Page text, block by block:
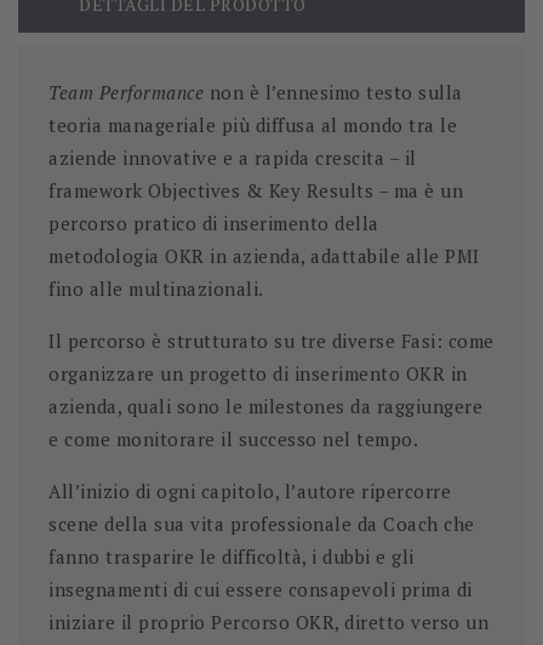
Team Performance non è l’ennesimo testo sulla
teoria manageriale più diffusa al mondo tra le
aziende innovative e a rapida crescita – il
framework Objectives & Key Results – ma è un
percorso pratico di inserimento della
metodologia OKR in azienda, adattabile alle PMI
fino alle multinazionali.
Il percorso è strutturato su tre diverse Fasi: come
organizzare un progetto di inserimento OKR in
azienda, quali sono le milestones da raggiungere
e come monitorare il successo nel tempo.
All’inizio di ogni capitolo, l’autore ripercorre
scene della sua vita professionale da Coach che
fanno trasparire le difficoltà, i dubbi e gli
insegnamenti di cui essere consapevoli prima di
iniziare il proprio Percorso OKR, diretto verso un